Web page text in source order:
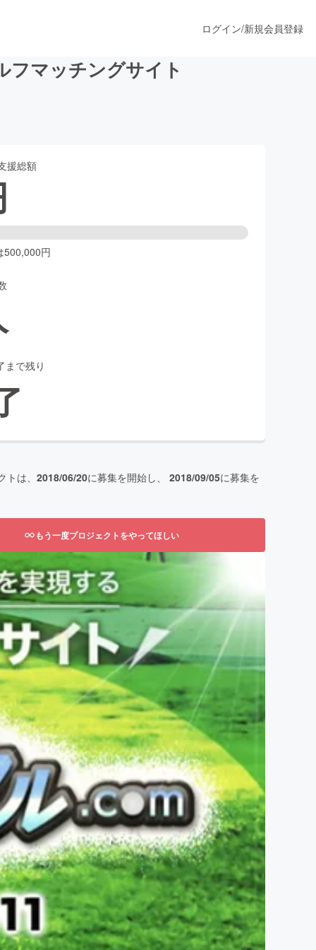
ログイン/新規会員登録
フマッチングサイト
援総額
500,000円
まで残り
は、 2018/06/20に募集を開始し、 2018/09/05に募集を
もう一度プロジェクトをやってほしい